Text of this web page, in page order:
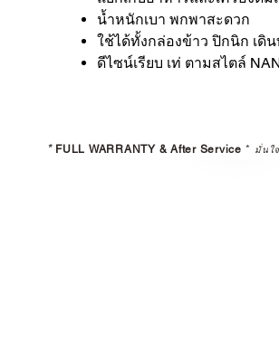
น้ำหนักเบา พกพาสะดวก
ใช้ได้ทั้งกล่องข้าว ปิกนิก เดิ
ดีไซน์เรียบ เท่ ตามสไตล์
* FULL WARRANTY & After Service * มั่นใ